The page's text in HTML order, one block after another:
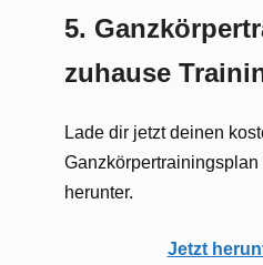
5.
zuhause
Lade dir jetzt deinen
Ganzkörpertrainingsplan
herunter.
Jetzt